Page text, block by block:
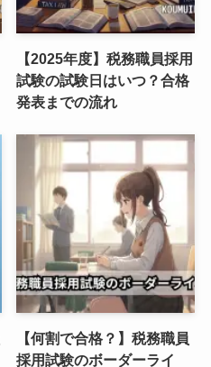
【2025年度】税務職員採用
試験の試験日はいつ？合格
発表までの流れ
【何割で合格？】税務職員
採用試験のボーダーライ